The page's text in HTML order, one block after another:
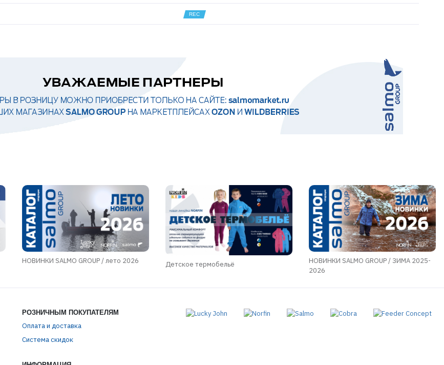
НОВИНКИ SALMO GROUP / лето 2026 Детское термобельё
НОВИНКИ SALMO GROUP / ЗИМА 2025-
2026
РОЗНИЧНЫМ ПОКУПАТЕЛЯМ
Оплата и доставка
Система скидок